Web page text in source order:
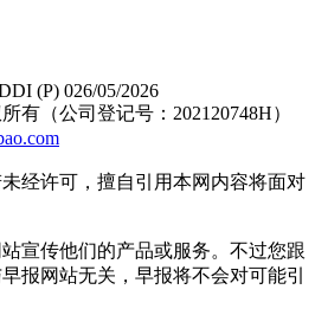
(P) 026/05/2026
有（公司登记号：202120748H）
经许可，擅自引用本网内容将面对
宣传他们的产品或服务。不过您跟
报网站无关，早报将不会对可能引